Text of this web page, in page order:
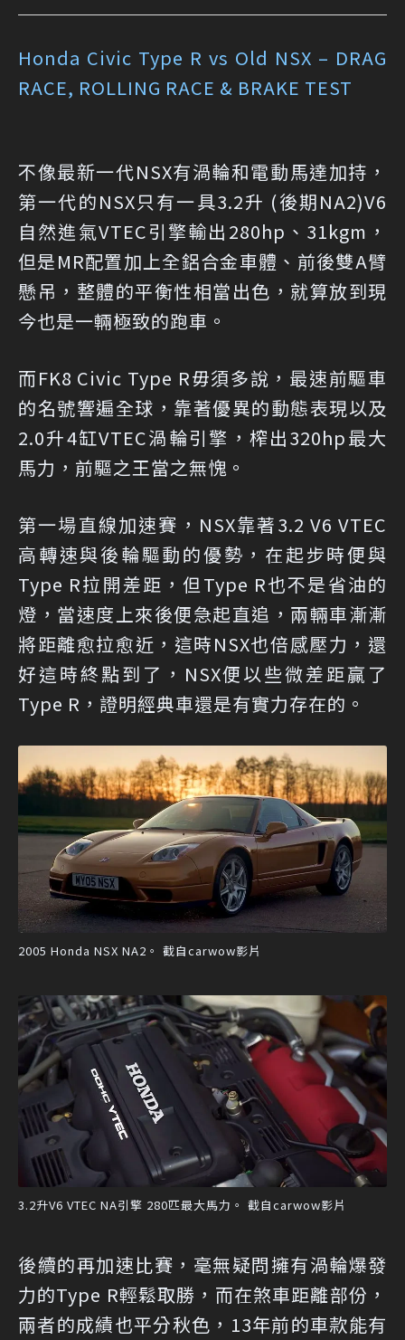
Honda Civic Type R vs Old NSX – DRAG
RACE, ROLLING RACE & BRAKE TEST
不像最新一代NSX有渦輪和電動馬達加持，
第一代的NSX只有一具3.2升 (後期NA2)V6
自然進氣VTEC引擎輸出280hp、31kgm，
但是MR配置加上全鋁合金車體、前後雙A臂
懸吊，整體的平衡性相當出色，就算放到現
今也是一輛極致的跑車。
而FK8 Civic Type R毋須多說，最速前驅車
的名號響遍全球，靠著優異的動態表現以及
2.0升4缸VTEC渦輪引擎，榨出320hp最大
馬力，前驅之王當之無愧。
第一場直線加速賽，NSX靠著3.2 V6 VTEC
高轉速與後輪驅動的優勢，在起步時便與
Type R拉開差距，但Type R也不是省油的
燈，當速度上來後便急起直追，兩輛車漸漸
將距離愈拉愈近，這時NSX也倍感壓力，還
好這時終點到了，NSX便以些微差距贏了
Type R，證明經典車還是有實力存在的。
2005 Honda NSX NA2。 截自carwow影片
3.2升V6 VTEC NA引擎 280匹最大馬力。 截自carwow影片
後續的再加速比賽，毫無疑問擁有渦輪爆發
力的Type R輕鬆取勝，而在煞車距離部份，
兩者的成績也平分秋色，13年前的車款能有